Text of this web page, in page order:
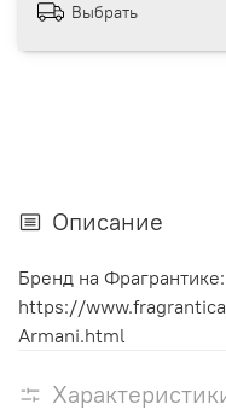
Выбрать
Описание
Бренд на Фрагрантике:
https://
Armani.html